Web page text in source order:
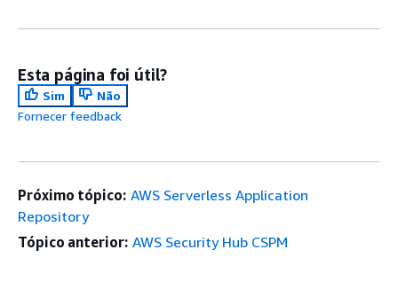
Esta página foi útil?
Sim
Não
Fornecer feedback
Próximo tópico: AWS Serverless Application
Repository
Tópico anterior: AWS Security Hub CSPM